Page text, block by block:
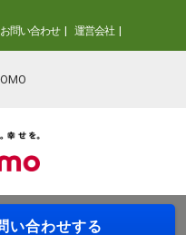
お問い合わせ 運営会社
い合わせする